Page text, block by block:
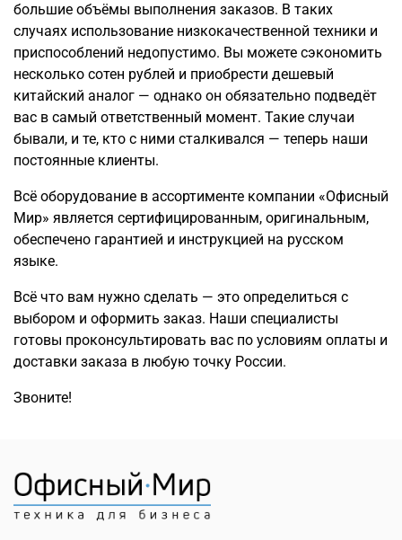
большие объёмы выполнения заказов. В таких
случаях использование низкокачественной техники и
приспособлений недопустимо. Вы можете сэкономить
несколько сотен рублей и приобрести дешевый
китайский аналог — однако он обязательно подведёт
вас в самый ответственный момент. Такие случаи
бывали, и те, кто с ними сталкивался — теперь наши
постоянные клиенты.
Всё оборудование в ассортименте компании «Офисный
Мир» является сертифицированным, оригинальным,
обеспечено гарантией и инструкцией на русском
языке.
Всё что вам нужно сделать — это определиться с
выбором и оформить заказ. Наши специалисты
готовы проконсультировать вас по условиям оплаты и
доставки заказа в любую точку России.
Звоните!